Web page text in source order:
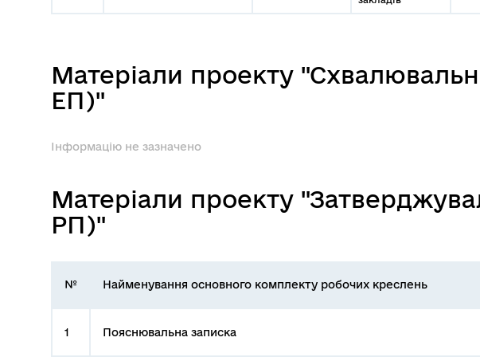
Матеріали проекту
ЕП)"
Інформацію не зазначено
Матеріали проекту
РП)"
№ Найменування основного комплекту робочих креслень
1 Пояснювальна записка